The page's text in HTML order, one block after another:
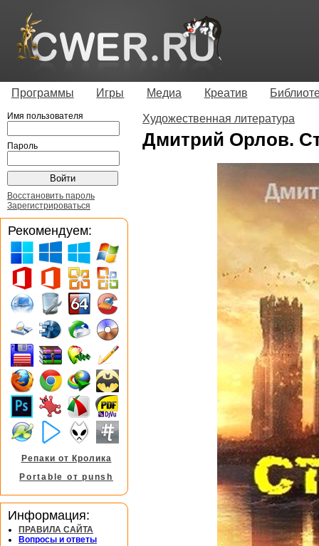
Программы Игры Медиа Креатив
Художественная литература
Дмитрий Орлов.
Имя пользователя
Пароль
Восстановить пароль
Зарегистрироваться
Рекомендуем:
Репаки от Кролика
Portable от punsh
Информация:
ПРАВИЛА САЙТА
Вопросы и ответы